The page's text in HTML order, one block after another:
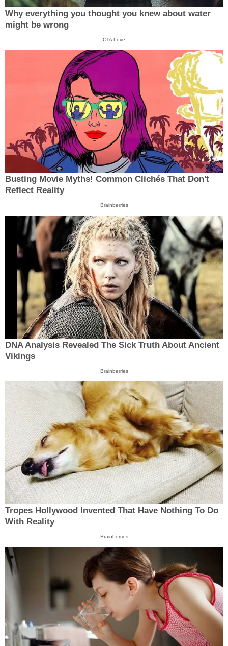
Why everything you thought you knew about water
might be wrong
CTA Love
Busting Movie Myths! Common Clichés That Don't
Reflect Reality
Brainberries
DNA Analysis Revealed The Sick Truth About Ancient
Vikings
Brainberries
Tropes Hollywood Invented That Have Nothing To Do
With Reality
Brainberries